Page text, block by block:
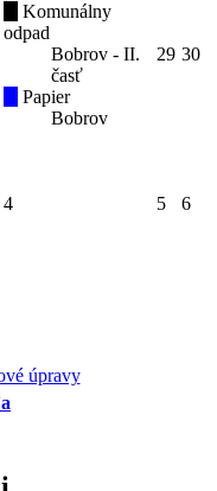
Komunálny
odpad
Bobrov - II.
časť
Papier
Bobrov
29 30
4 5 6